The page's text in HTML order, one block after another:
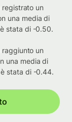
un
una media di
stata di -0.50.
un
una media di
stata di -0.44.